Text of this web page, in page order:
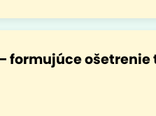
formujúce